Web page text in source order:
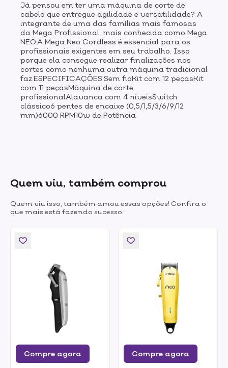
Já pensou em ter uma máquina de corte de
cabelo que entregue agilidade e versatilidade? A
integrante de uma das famílias mais famosas
da Mega Profissional, mais conhecida como Mega
NEO.A Mega Neo Cordless é essencial para os
profissionais exigentes em seu trabalho. Isso
porque ela consegue realizar finalizações nos
cortes como nenhuma outra máquina tradicional
faz.ESPECIFICAÇÕES:Sem fioKit com 12 peçasKit
com 11 peçasMáquina de corte
profissionalAlavanca com 4 níveisSwitch
clássico6 pentes de encaixe (0,5/1,5/3/6/9/12
mm)6000 RPM10w de Potência
Quem viu, também comprou
Quem viu isso, também amou essas opções! Confira o
que mais está fazendo sucesso.
Compre agora Compre agora